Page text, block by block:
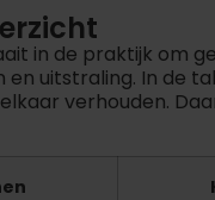
in de praktijk om
en uitstraling. In de
verhouden.